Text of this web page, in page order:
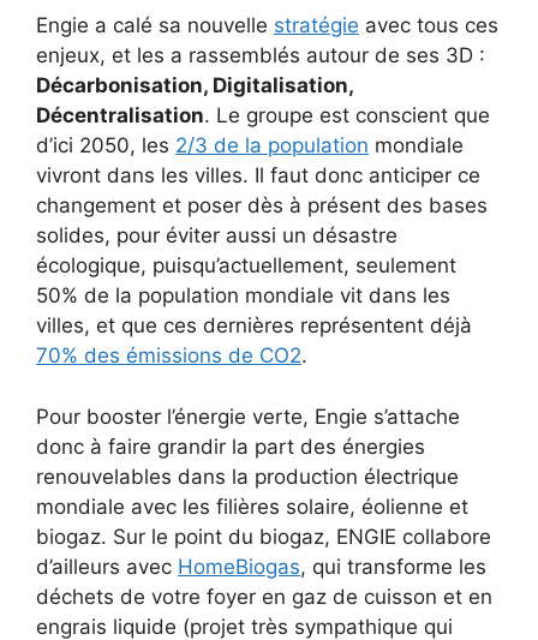
Engie a calé sa nouvelle stratégie avec tous ces
enjeux, et les a rassemblés autour de ses 3D :
Décarbonisation, Digitalisation,
Décentralisation. Le groupe est conscient que
d’ici 2050, les 2/3 de la population mondiale
vivront dans les villes. Il faut donc anticiper ce
changement et poser dès à présent des bases
solides, pour éviter aussi un désastre
écologique, puisqu’actuellement, seulement
50% de la population mondiale vit dans les
villes, et que ces dernières représentent déjà
70% des émissions de CO2.
Pour booster l’énergie verte, Engie s’attache
donc à faire grandir la part des énergies
renouvelables dans la production électrique
mondiale avec les filières solaire, éolienne et
biogaz. Sur le point du biogaz, ENGIE collabore
d’ailleurs avec HomeBiogas, qui transforme les
déchets de votre foyer en gaz de cuisson et en
engrais liquide (projet très sympathique qui